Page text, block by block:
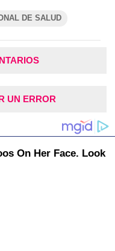
DE SALUD
UN ERROR